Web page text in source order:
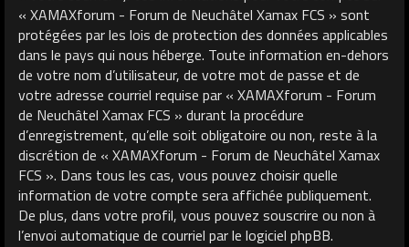
« XAMAXforum - Forum de Neuchâtel Xamax FCS » sont
protégées par les lois de protection des données applicables
dans le pays qui nous héberge. Toute information en-dehors
de votre nom d’utilisateur, de votre mot de passe et de
votre adresse courriel requise par « XAMAXforum - Forum
de Neuchâtel Xamax FCS » durant la procédure
d’enregistrement, qu’elle soit obligatoire ou non, reste à la
discrétion de « XAMAXforum - Forum de Neuchâtel Xamax
FCS ». Dans tous les cas, vous pouvez choisir quelle
information de votre compte sera affichée publiquement.
De plus, dans votre profil, vous pouvez souscrire ou non à
l’envoi automatique de courriel par le logiciel phpBB.